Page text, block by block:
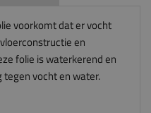
voorkomt dat er vocht
en
folie is waterkerend en
vocht en water.